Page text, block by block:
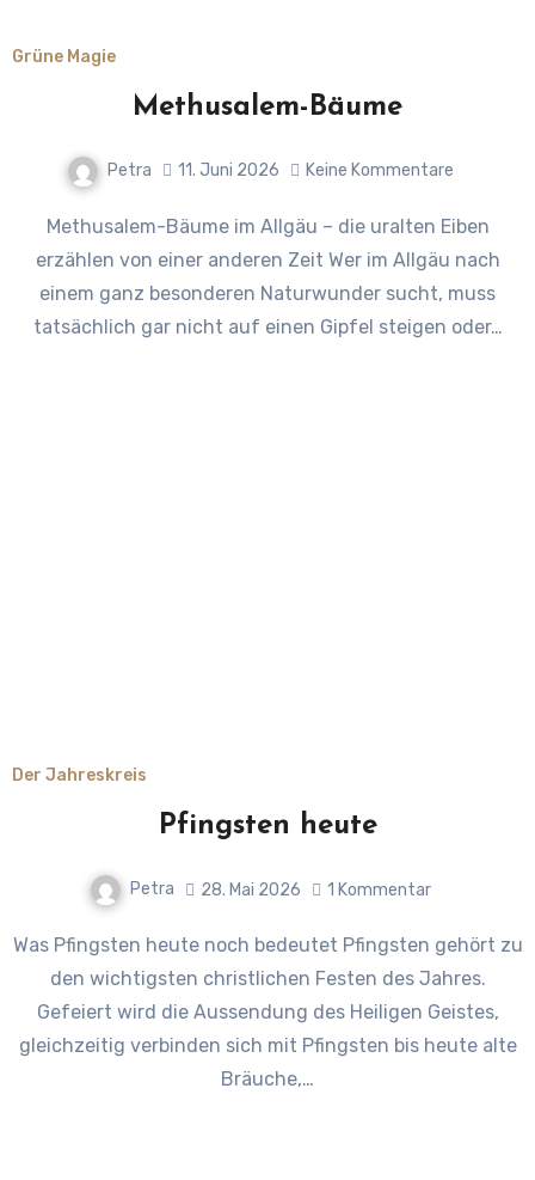
Grüne Magie
Methusalem-Bäume
Petra 11. Juni 2026 Keine Kommentare
Methusalem-Bäume im Allgäu – die uralten Eiben
erzählen von einer anderen Zeit Wer im Allgäu nach
einem ganz besonderen Naturwunder sucht, muss
tatsächlich gar nicht auf einen Gipfel steigen oder…
Der Jahreskreis
Pfingsten heute
Petra 28. Mai 2026 1 Kommentar
Was Pfingsten heute noch bedeutet Pfingsten gehört zu
den wichtigsten christlichen Festen des Jahres.
Gefeiert wird die Aussendung des Heiligen Geistes,
gleichzeitig verbinden sich mit Pfingsten bis heute alte
Bräuche,…